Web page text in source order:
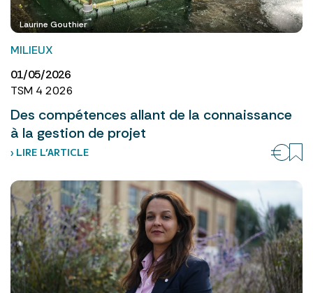
Laurine Gouthier
MILIEUX
01/05/2026
TSM 4 2026
Des compétences allant de la connaissance
à la gestion de projet
› LIRE L’ARTICLE